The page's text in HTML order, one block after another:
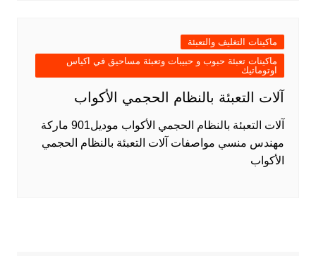
ماكينات التغليف والتعبئة
ماكينات تعبئة حبوب و حبيبات وتعبئة مساحيق في اكياس
اوتوماتيك
آلات التعبئة بالنظام الحجمي الأكواب
آلات التعبئة بالنظام الحجمي الأكواب موديل901 ماركة
مهندس منسي مواصفات آلات التعبئة بالنظام الحجمي
الأكواب